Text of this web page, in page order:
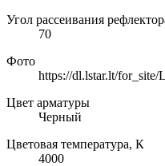
Угол рассеивания
70
Фото
https://dl.lstar.lt/
Цвет арматуры
Черный
Цветовая температура, К
4000